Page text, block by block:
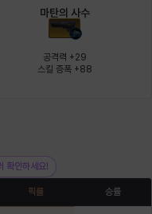
타지아
피올로
마탄의 사수
공격력 +29
스킬 증폭 +88
확인하세요!
픽률 승률